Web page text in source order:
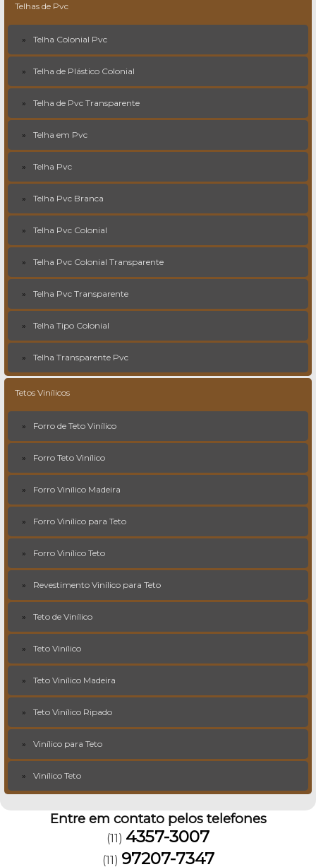
Telhas de Pvc
Telha Colonial Pvc
Telha de Plástico Colonial
Telha de Pvc Transparente
Telha em Pvc
Telha Pvc
Telha Pvc Branca
Telha Pvc Colonial
Telha Pvc Colonial Transparente
Telha Pvc Transparente
Telha Tipo Colonial
Telha Transparente Pvc
Tetos Vinílicos
Forro de Teto Vinílico
Forro Teto Vinílico
Forro Vinílico Madeira
Forro Vinílico para Teto
Forro Vinílico Teto
Revestimento Vinílico para Teto
Teto de Vinílico
Teto Vinílico
Teto Vinílico Madeira
Teto Vinílico Ripado
Vinílico para Teto
Vinílico Teto
Entre em contato pelos telefones
(11) 4357-3007
(11) 97207-7347